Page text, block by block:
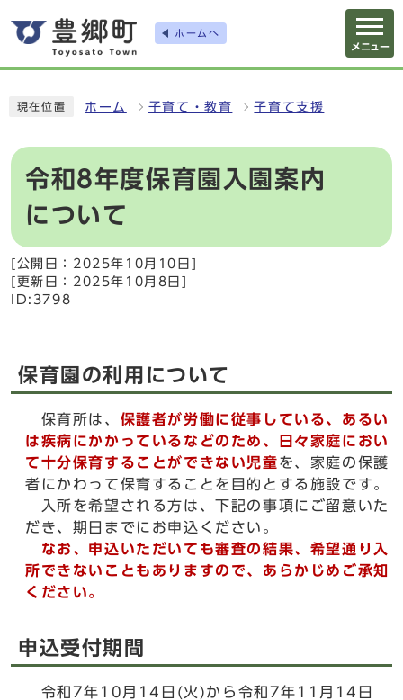
ホームへ
メニュー
現在位置 ホーム 子育て・教育 子育て支援
令和8年度保育園入園案内
について
[公開日：2025年10月10日]
[更新日：2025年10月8日]
ID:3798
保育園の利用について
保育所は、 保護者が労働に従事している、あるい
は疾病にかかっているなどのため、日々家庭におい
て十分保育することができない児童を、家庭の保護
者にかわって保育することを目的とする施設です。
入所を希望される方は、下記の事項にご留意いた
だき、期日までにお申込ください。
なお、申込いただいても審査の結果、希望通り入
所できないこともありますので、あらかじめご承知
ください。
申込受付期間
令和7年10月14日(火)から令和7年11月14日